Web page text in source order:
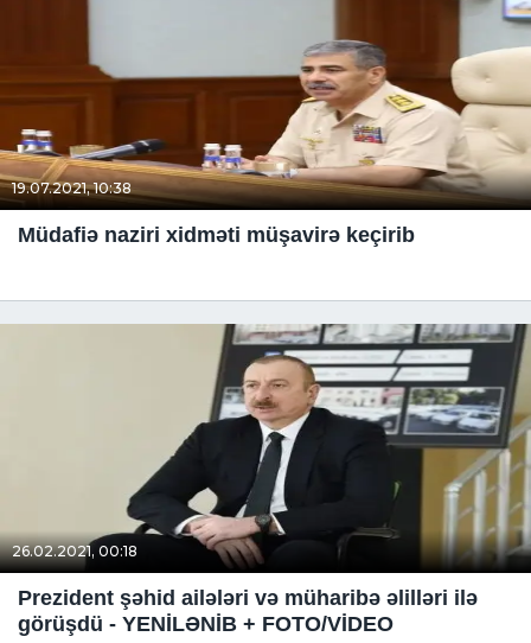
19.07.2021, 10:38
Müdafiə naziri xidməti müşavirə keçirib
26.02.2021, 00:18
Prezident şəhid ailələri və müharibə əlilləri ilə
görüşdü - YENİLƏNİB + FOTO/VİDEO